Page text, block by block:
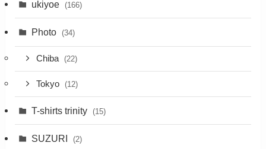
ukiyoe (166)
Photo (34)
Chiba (22)
Tokyo (12)
T-shirts trinity (15)
SUZURI (2)